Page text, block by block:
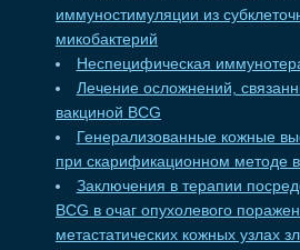
иммуностимуляции из
микобактерий
Неспецифическая
Лечение осложнений,
вакциной BCG
Генерализованные кожные
при скарификационном методе
Заключения в терапии
BCG в очаг опухолевого
метастатических кожных узлах